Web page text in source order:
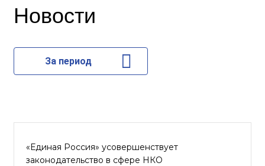
Новости
За период
«Единая Россия» усовершенствует
законодательство в сфере НКО